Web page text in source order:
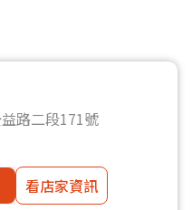
路二段171號
看店家資訊